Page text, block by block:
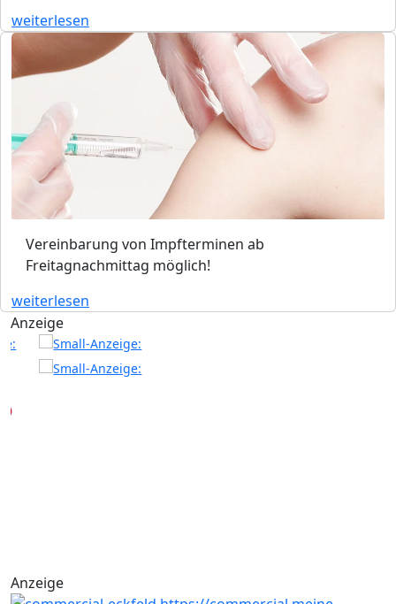
weiterlesen
Vereinbarung von Impfterminen ab
Freitagnachmittag möglich!
weiterlesen
Anzeige
Anzeige